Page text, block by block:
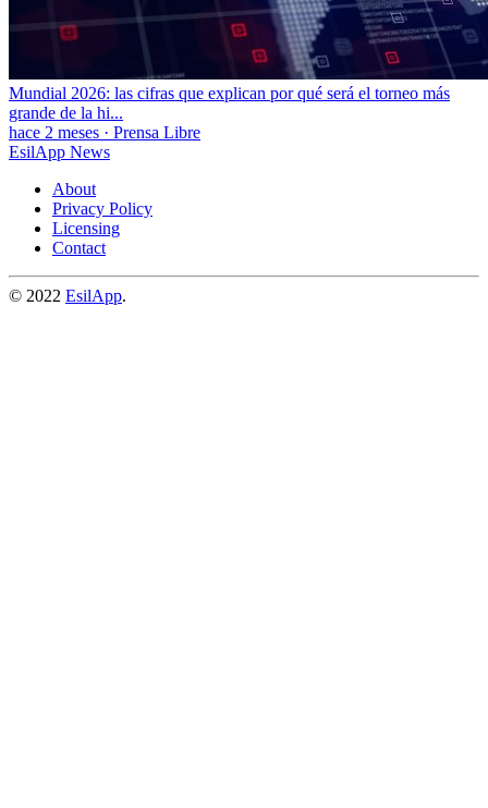
Mundial 2026: las cifras que explican por qué será el torneo más
grande de la hi...
hace 2 meses · Prensa Libre
EsilApp News
About
Privacy Policy
Licensing
Contact
© 2022 EsilApp.